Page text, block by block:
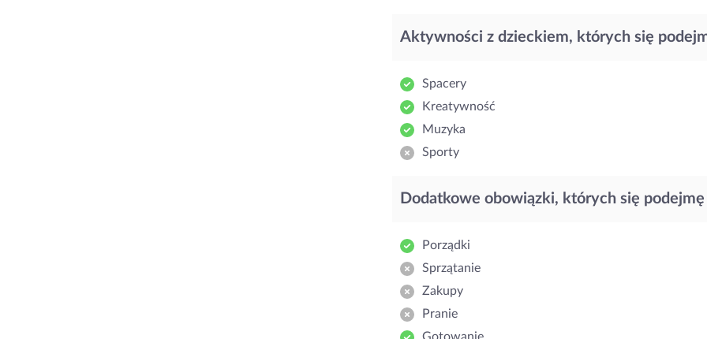
Aktywności z dzieckiem, których się
Spacery
Kreatywność
Muzyka
Sporty
Dodatkowe obowiązki, których się podejmę
Porządki
Sprzątanie
Zakupy
Pranie